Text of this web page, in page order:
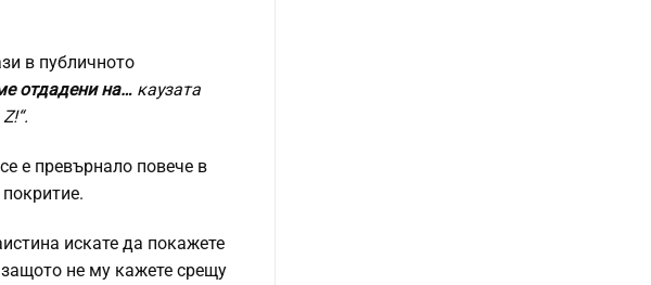
в публичното
отдадени на…каузата
е превърнало повече в
искате да покажете
защото не му кажете срещу